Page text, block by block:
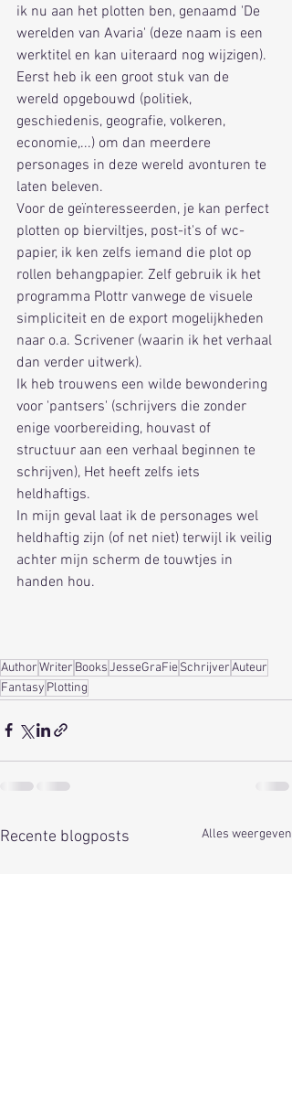
ik nu aan het plotten ben, genaamd 'De
werelden van Avaria' (deze naam is een
werktitel en kan uiteraard nog wijzigen).
Eerst heb ik een groot stuk van de
wereld opgebouwd (politiek,
geschiedenis, geografie, volkeren,
economie,...) om dan meerdere
personages in deze wereld avonturen te
laten beleven.
Voor de geïnteresseerden, je kan perfect
plotten op bierviltjes, post-it's of wc-
papier, ik ken zelfs iemand die plot op
rollen behangpapier. Zelf gebruik ik het
programma Plottr vanwege de visuele
simpliciteit en de export mogelijkheden
naar o.a. Scrivener (waarin ik het verhaal
dan verder uitwerk).
Ik heb trouwens een wilde bewondering
voor 'pantsers' (schrijvers die zonder
enige voorbereiding, houvast of
structuur aan een verhaal beginnen te
schrijven), Het heeft zelfs iets
heldhaftigs.
In mijn geval laat ik de personages wel
heldhaftig zijn (of net niet) terwijl ik veilig
achter mijn scherm de touwtjes in
handen hou.
AuthorWriter BooksJesseGraFieSchrijverAuteur
Fantasy Plotting
Recente blogposts Alles weergeven